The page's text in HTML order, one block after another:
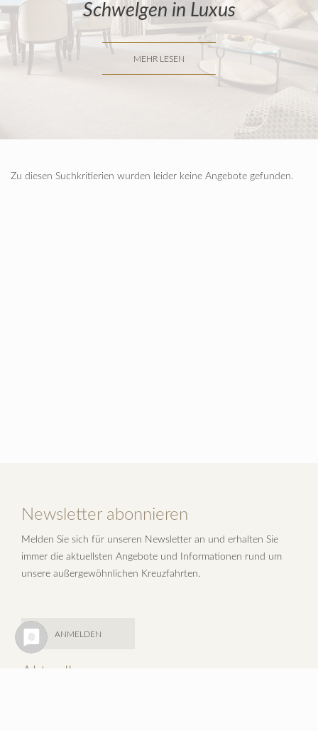
Schwelgen in Luxus
MEHR LESEN
Zu diesen Suchkritierien wurden leider keine Angebote gefunden.
Newsletter abonnieren
Melden Sie sich für unseren Newsletter an und erhalten Sie
immer die aktuellsten Angebote und Informationen rund um
unsere außergewöhnlichen Kreuzfahrten.
ANMELDEN
Aktuelles